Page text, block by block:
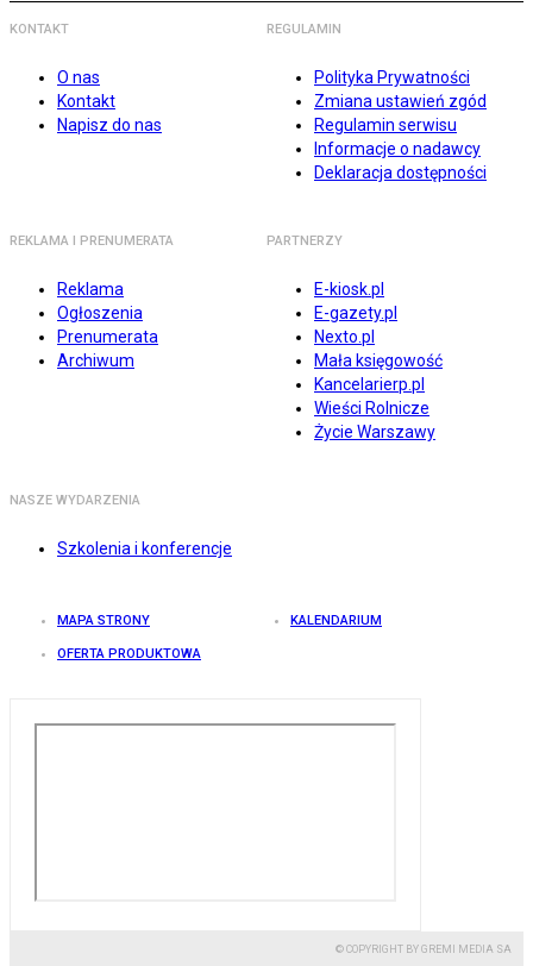
KONTAKT
O nas
Kontakt
Napisz do nas
REGULAMIN
Polityka Prywatności
Zmiana ustawień zgód
Regulamin serwisu
Informacje o nadawcy
Deklaracja dostępności
REKLAMA I PRENUMERATA
Reklama
Ogłoszenia
Prenumerata
Archiwum
PARTNERZY
E-kiosk.pl
E-gazety.pl
Nexto.pl
Mała księgowość
Kancelarierp.pl
Wieści Rolnicze
Życie Warszawy
NASZE WYDARZENIA
Szkolenia i konferencje
MAPA STRONY KALENDARIUM
OFERTA PRODUKTOWA
© COPYRIGHT BY GREMI MEDIA SA